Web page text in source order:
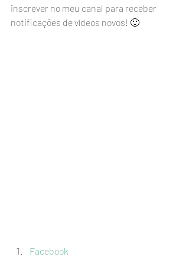
inscrever no meu canal para receber
notificações de vídeos novos! 🙂
Facebook